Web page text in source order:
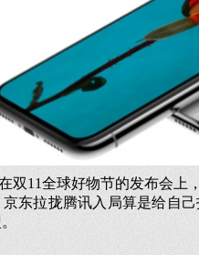
双11全球好物节的发布会
东拉拢腾讯入局算是给自